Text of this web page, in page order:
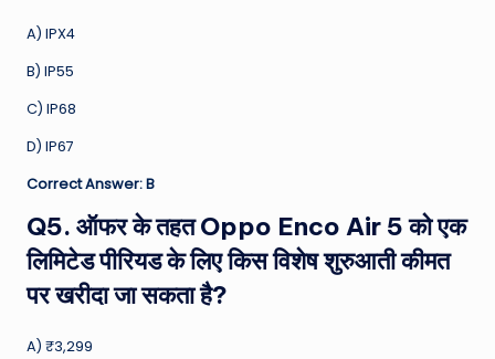
A) IPX4
B) IP55
C) IP68
D) IP67
Correct Answer: B
Q5. ऑफर के तहत Oppo Enco Air 5 को एक
लिमिटेड पीरियड के लिए किस विशेष शुरुआती कीमत
पर खरीदा जा सकता है?
A) ₹3,299